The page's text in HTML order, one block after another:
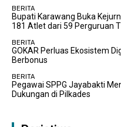
BERITA
Bupati Karawang Buka
181 Atlet dari 59 Perguruan
BERITA
GOKAR Perluas Ekosistem
Berbonus
BERITA
Pegawai SPPG Jayabakti
Dukungan di Pilkades